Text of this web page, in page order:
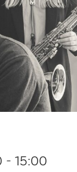
- 15:00